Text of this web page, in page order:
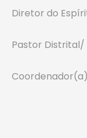
Diretor do
Pastor Distrital/